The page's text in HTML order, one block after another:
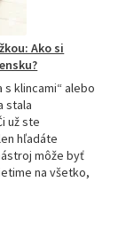
Ako si
klincami“ alebo
stala
už ste
hľadáte
môže byť
na všetko,